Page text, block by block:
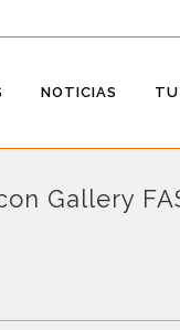
NOTICIAS
Gallery